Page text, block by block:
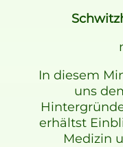
In diesem
uns
erhältst
Medizin